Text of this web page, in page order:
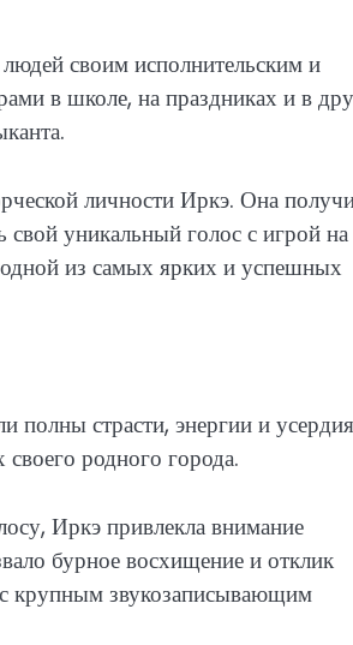
своим исполнительским и
в школе, на праздниках и в
личности Иркэ. Она
свой уникальный голос с игрой на
из самых ярких и успешных
страсти, энергии и
родного города.
Иркэ привлекла внимание
бурное восхищение и отклик
с крупным звукозаписывающим